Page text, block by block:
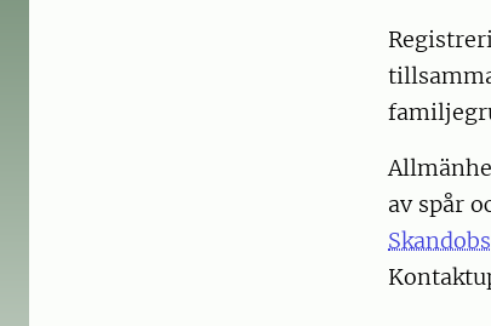
av spår
Skandobs